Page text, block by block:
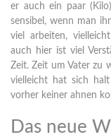
er auch ein paar
sensibel, wenn man
viel arbeiten,
auch hier ist viel
Zeit. Zeit um Vater zu
vielleicht hat sich
vorher keiner ahnen
Das neue